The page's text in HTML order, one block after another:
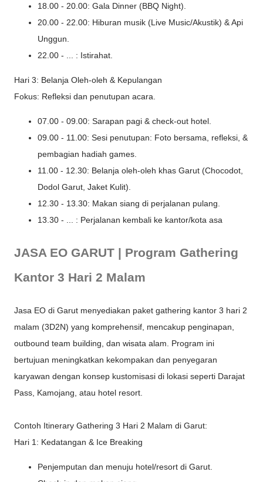
18.00 - 20.00: Gala Dinner (BBQ Night).
20.00 - 22.00: Hiburan musik (Live Music/Akustik) & Api
Unggun.
22.00 - ... : Istirahat.
Hari 3: Belanja Oleh-oleh & Kepulangan
Fokus: Refleksi dan penutupan acara.
07.00 - 09.00: Sarapan pagi & check-out hotel.
09.00 - 11.00: Sesi penutupan: Foto bersama, refleksi, &
pembagian hadiah games.
11.00 - 12.30: Belanja oleh-oleh khas Garut (Chocodot,
Dodol Garut, Jaket Kulit).
12.30 - 13.30: Makan siang di perjalanan pulang.
13.30 - ... : Perjalanan kembali ke kantor/kota asa
JASA EO GARUT | Program Gathering
Kantor 3 Hari 2 Malam
Jasa EO di Garut menyediakan paket gathering kantor 3 hari 2
malam (3D2N) yang komprehensif, mencakup penginapan,
outbound team building, dan wisata alam. Program ini
bertujuan meningkatkan kekompakan dan penyegaran
karyawan dengan konsep kustomisasi di lokasi seperti Darajat
Pass, Kamojang, atau hotel resort.
Contoh Itinerary Gathering 3 Hari 2 Malam di Garut:
Hari 1: Kedatangan & Ice Breaking
Penjemputan dan menuju hotel/resort di Garut.